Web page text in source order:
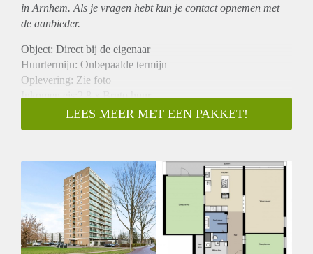
in Arnhem. Als je vragen hebt kun je contact opnemen met
de aanbieder.
Object: Direct bij de eigenaar
Huurtermijn: Onbepaalde termijn
Oplevering: Zie foto
Inkomen eis:2,8 x Bruto huur
Garantiestelling mogelijk: Ja
Borg: 1 Maand
Huisdieren toegestaan: Afhankelijk van de Eigenaar
Huurtoeslag grens: Nee
Geschikt voor studenten: Afhankelijk van de Eigenaar
LEES MEER MET EEN PAKKET!